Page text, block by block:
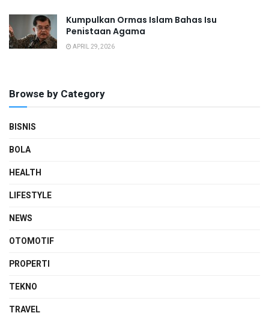
Kumpulkan Ormas Islam Bahas Isu
Penistaan Agama
APRIL 29, 2026
Browse by Category
BISNIS
BOLA
HEALTH
LIFESTYLE
NEWS
OTOMOTIF
PROPERTI
TEKNO
TRAVEL